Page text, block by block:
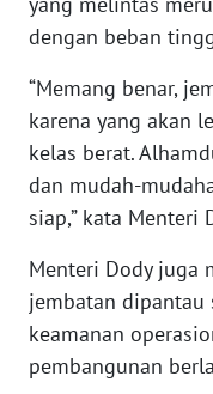
dengan beban
“Memang benar,
karena yang akan
kelas berat.
dan mudah-
siap,” kata Menteri
Menteri Dody juga
jembatan dipantau
keamanan
pembangunan
DISCLAIMER
Wahana
News
Regional
WN
SUMUT
WN